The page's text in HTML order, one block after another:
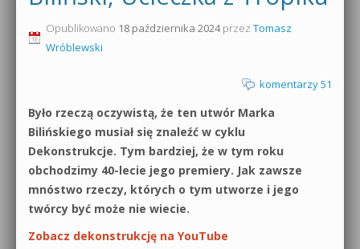
Produkcja muzyczna od podstaw
Sound Forge od podstaw
Dubstep z syntezatorem Massive
Kontakt 5 Kompendium
Pakiety
0dB.pl - informacje
Archiwum aktualności
Polityka prywatności
Regulamin
Działanie sklepu internetowego
Opublikowano 18 października 2024przez Tomasz
Wróblewski
komentarzy 51
Było rzeczą oczywistą, że ten utwór Marka
Bilińskiego musiał się znaleźć w cyklu
Dekonstrukcje. Tym bardziej, że w tym roku
obchodzimy 40-lecie jego premiery. Jak zawsze
mnóstwo rzeczy, których o tym utworze i jego
twórcy być może nie wiecie.
Zobacz dekonstrukcję na YouTube